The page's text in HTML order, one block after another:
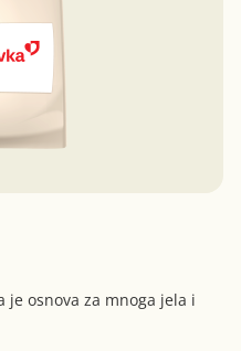
je osnova za mnoga jela i